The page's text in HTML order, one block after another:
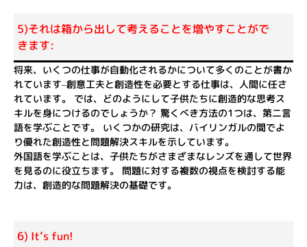
5)それは箱から出して考えることを増やすことがで
きます:
将来、いくつの仕事が自動化されるかについて多くのことが書か
れています–創意工夫と創造性を必要とする仕事は、人間に任さ
れています。 では、どのようにして子供たちに創造的な思考ス
キルを身につけるのでしょうか？ 驚くべき方法の1つは、第二言
語を学ぶことです。 いくつかの研究は、バイリンガルの間でよ
り優れた創造性と問題解決スキルを示しています。
外国語を学ぶことは、子供たちがさまざまなレンズを通して世界
を見るのに役立ちます。 問題に対する複数の視点を検討する能
力は、創造的な問題解決の基礎です。
6) It’s fun!